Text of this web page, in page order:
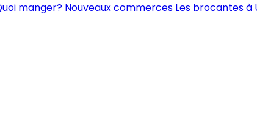
manger? Nouveaux commerces Les brocantes à